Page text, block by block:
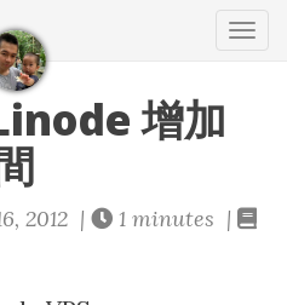
增加
2012 |
1 minutes |